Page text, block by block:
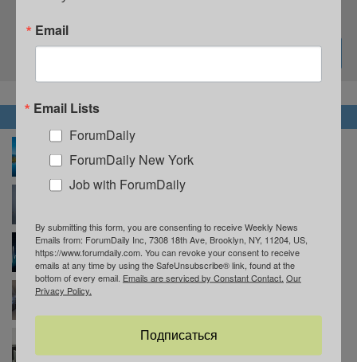
В Нью-Джерси пройдет фестиваль воздушных
шаров: это зрелище стоит увидеть хотя бы раз в
жизни
В Нью-Йорке вступил в силу закон об эвтаназии:
что нужно знать пациентам
Три нью-йоркские больницы – среди лучших в
Иммигрантам в Нью-Йорке расскажут о
бесплатной юридической помощи на 17 языках
Email
Email Lists
ForumDaily
ForumDaily New York
Job with ForumDaily
By submitting this form, you are consenting to receive Weekly News
Emails from: ForumDaily Inc, 7308 18th Ave, Brooklyn, NY, 11204, US,
https://www.forumdaily.com. You can revoke your consent to receive
emails at any time by using the SafeUnsubscribe® link, found at the
bottom of every email. Emails are serviced by Constant Contact. Our
Privacy Policy.
Подписаться